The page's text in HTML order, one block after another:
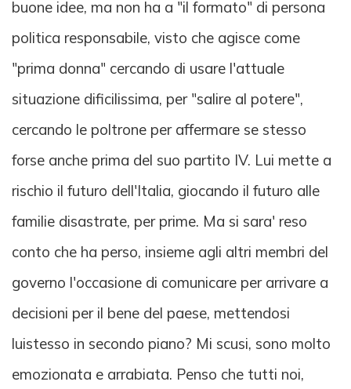
buone idee, ma non ha a "il formato" di persona
politica responsabile, visto che agisce come
"prima donna" cercando di usare l'attuale
situazione dificilissima, per "salire al potere",
cercando le poltrone per affermare se stesso
forse anche prima del suo partito IV. Lui mette a
rischio il futuro dell'Italia, giocando il futuro alle
familie disastrate, per prime. Ma si sara' reso
conto che ha perso, insieme agli altri membri del
governo l'occasione di comunicare per arrivare a
decisioni per il bene del paese, mettendosi
luistesso in secondo piano? Mi scusi, sono molto
emozionata e arrabiata. Penso che tutti noi,